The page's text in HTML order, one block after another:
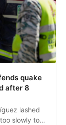
quake
after 8
lashed
slowly to